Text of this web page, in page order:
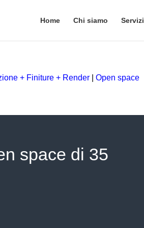
Home Chi siamo Servizi
+ Finiture + Render Open space
space di 35